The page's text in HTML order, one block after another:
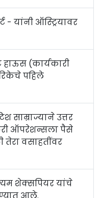
- यांनी ऑस्ट्रियावर
हाऊस (कार्यकारी
पहिले
साम्राज्याने उत्तर
ऑपरेशन्सला पैसे
तेरा वसाहतींवर
शेक्सपियर यांचे